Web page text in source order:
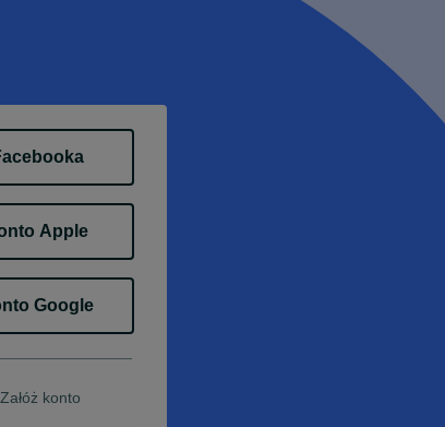
Apple
Google
Załóż konto